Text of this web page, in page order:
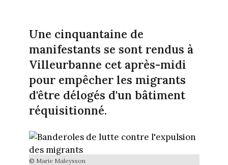
Une cinquantaine de
manifestants se sont rendus à
Villeurbanne cet après-midi
pour empêcher les migrants
d'être délogés d'un bâtiment
réquisitionné.
© Marie Maleysson